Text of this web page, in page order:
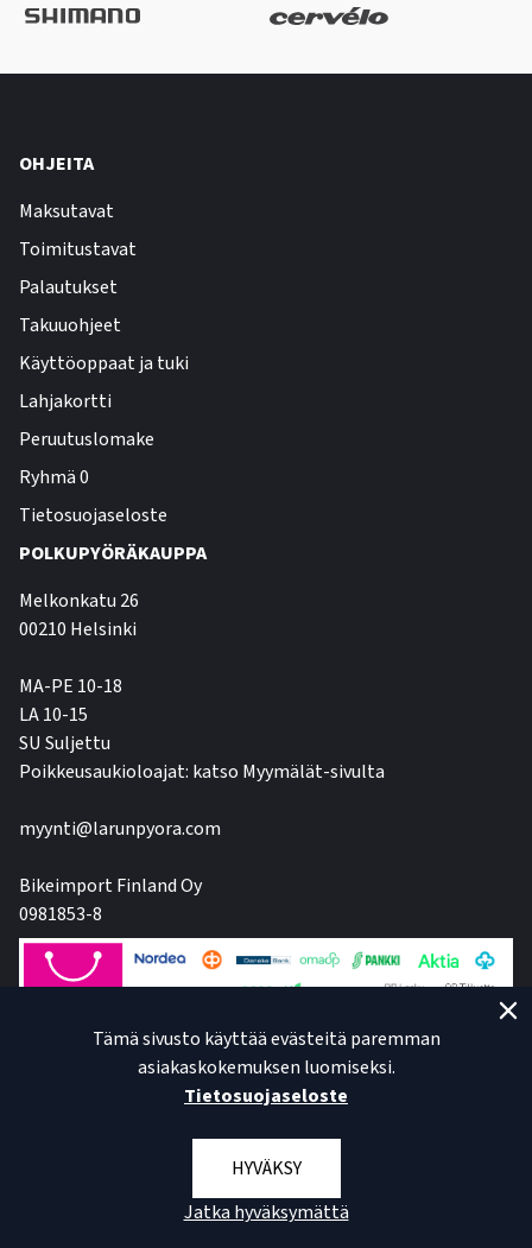
OHJEITA
Maksutavat
Toimitustavat
Palautukset
Takuuohjeet
Käyttöoppaat ja tuki
Lahjakortti
Peruutuslomake
Ryhmä 0
Tietosuojaseloste
POLKUPYÖRÄKAUPPA
Melkonkatu 26
00210 Helsinki
MA-PE 10-18
LA 10-15
SU Suljettu
Poikkeusaukioloajat: katso Myymälät-sivulta
myynti@larunpyora.com
Bikeimport Finland Oy
0981853-8
Tämä sivusto käyttää evästeitä paremman
asiakaskokemuksen luomiseksi.
Tietosuojaseloste
HYVÄKSY
Jatka hyväksymättä